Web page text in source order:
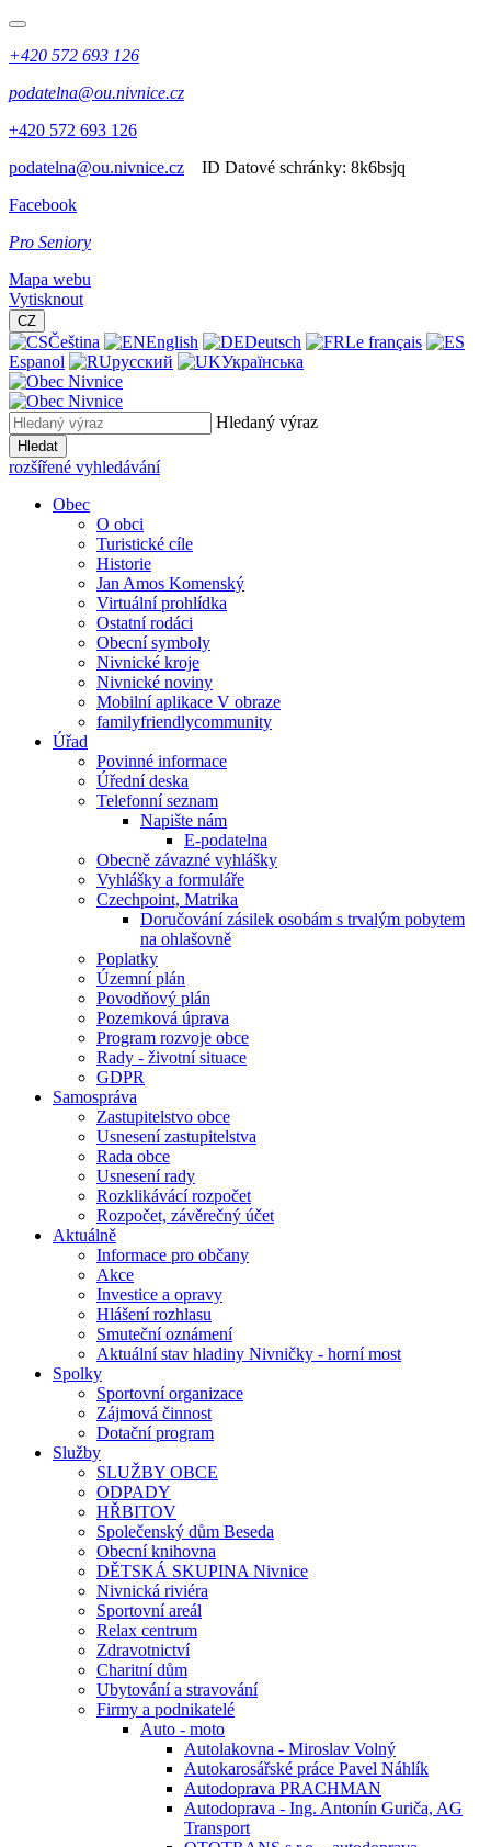
+420 572 693 126
podatelna@ou.nivnice.cz
+420 572 693 126
podatelna@ou.nivnice.cz
ID Datové schránky: 8k6bsjq
Facebook
Pro Seniory
Mapa webu
Vytisknout
CZ
Čeština English Deutsch
Le français
Espanol
русский Українська
Hledaný výraz
Hledat
rozšířené vyhledávání
Obec
O obci
Turistické cíle
Historie
Jan Amos Komenský
Virtuální prohlídka
Ostatní rodáci
Obecní symboly
Nivnické kroje
Nivnické noviny
Mobilní aplikace V obraze
familyfriendlycommunity
Úřad
Povinné informace
Úřední deska
Telefonní seznam
Napište nám
E-podatelna
Obecně závazné vyhlášky
Vyhlášky a formuláře
Czechpoint, Matrika
Doručování zásilek osobám s trvalým pobytem
na ohlašovně
Poplatky
Územní plán
Povodňový plán
Pozemková úprava
Program rozvoje obce
Rady - životní situace
GDPR
Samospráva
Zastupitelstvo obce
Usnesení zastupitelstva
Rada obce
Usnesení rady
Rozklikávácí rozpočet
Rozpočet, závěrečný účet
Aktuálně
Informace pro občany
Akce
Investice a opravy
Hlášení rozhlasu
Smuteční oznámení
Aktuální stav hladiny Nivničky - horní most
Spolky
Sportovní organizace
Zájmová činnost
Dotační program
Služby
SLUŽBY OBCE
ODPADY
HŘBITOV
Společenský dům Beseda
Obecní knihovna
DĚTSKÁ SKUPINA Nivnice
Nivnická riviéra
Sportovní areál
Relax centrum
Zdravotnictví
Charitní dům
Ubytování a stravování
Firmy a podnikatelé
Auto - moto
Autolakovna - Miroslav Volný
Autokarosářské práce Pavel Náhlík
Autodoprava PRACHMAN
Autodoprava - Ing. Antonín Guriča, AG
Transport